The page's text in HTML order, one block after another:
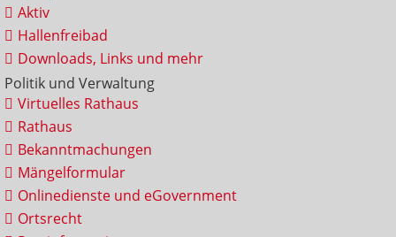
Aktiv
Hallenfreibad
Downloads, Links und mehr
Politik und Verwaltung
Virtuelles Rathaus
Rathaus
Bekanntmachungen
Mängelformular
Onlinedienste und eGovernment
Ortsrecht